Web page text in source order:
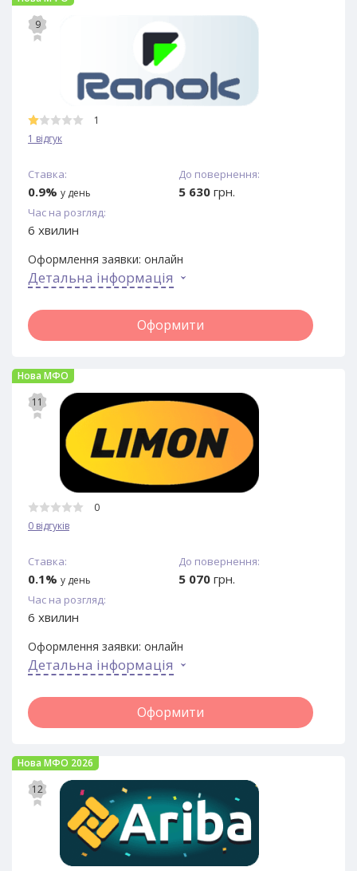
9
1
1 відгук
Ставка:
0.9% у день
До повернення:
5 630 грн.
Час на розгляд:
6 хвилин
Оформлення заявки: онлайн
Детальна інформація
Оформити
Нова МФО
11
0
0 відгуків
Ставка:
0.1% у день
До повернення:
5 070 грн.
Час на розгляд:
6 хвилин
Оформлення заявки: онлайн
Детальна інформація
Оформити
Нова МФО 2026
12